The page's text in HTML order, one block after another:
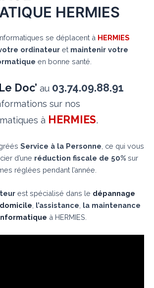
HERMIES
se déplacent à HERMIES
ordinateur et maintenir votre
en bonne santé.
Doc’ au 03.74.09.88.91
sur nos
à HERMIES.
Service à la Personne , ce qui vous
d’une réduction fiscale de 50% sur
réglées pendant l’année.
est spécialisé dans le dépannage
l’assistance la maintenance
à HERMIES.